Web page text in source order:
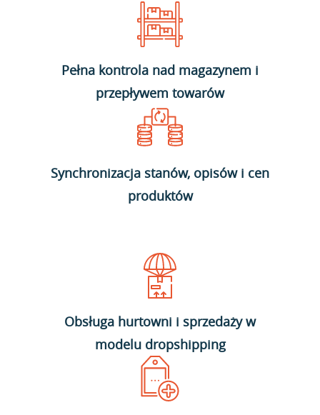
Pełna kontrola nad magazynem i
przepływem towarów
Synchronizacja stanów, opisów i cen
produktów
Obsługa hurtowni i sprzedaży w
modelu dropshipping